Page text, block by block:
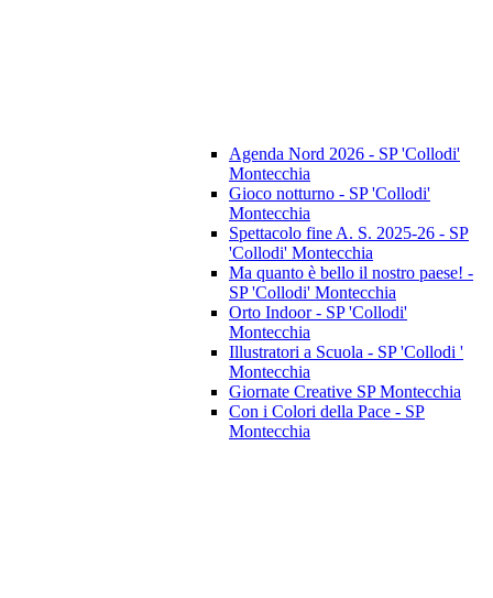
Agenda Nord 2026 - SP 'Collodi'
Montecchia
Gioco notturno - SP 'Collodi'
Montecchia
Spettacolo fine A. S. 2025-26 - SP
'Collodi' Montecchia
Ma quanto è bello il nostro paese! -
SP 'Collodi' Montecchia
Orto Indoor - SP 'Collodi'
Montecchia
Illustratori a Scuola - SP 'Collodi '
Montecchia
Giornate Creative SP Montecchia
Con i Colori della Pace - SP
Montecchia